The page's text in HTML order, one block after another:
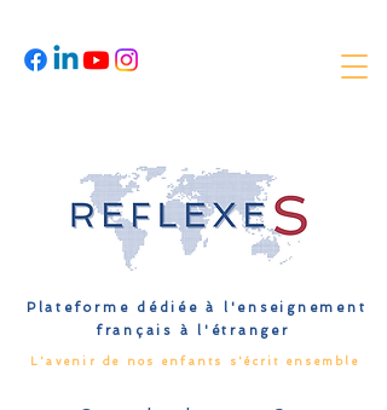
Plateforme dédiée à l'enseignement
français à l'étranger
L'avenir de nos enfants s'écrit ensemble